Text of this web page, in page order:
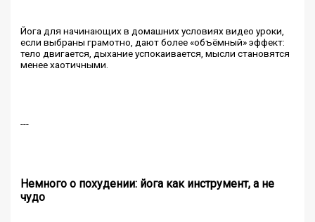
Йога для начинающих в домашних условиях видео уроки,
если выбраны грамотно, дают более «объёмный» эффект:
тело двигается, дыхание успокаивается, мысли становятся
менее хаотичными.
---
Немного о похудении: йога как инструмент, а не
чудо